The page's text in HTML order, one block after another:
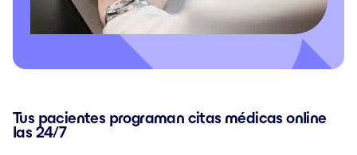
Tus pacientes programan citas médicas online
las 24/7